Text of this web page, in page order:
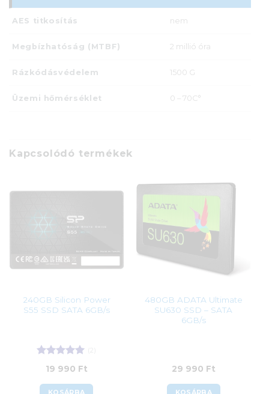
AES titkosítás nem
Megbízhatóság (MTBF) 2 millió óra
Rázkódásvédelem 1500 G
Üzemi hőmérséklet 0 – 70C°
Kapcsolódó termékek
240GB Silicon Power
S55 SSD SATA 6GB/s
Értékelés:5
/ 519 990 Ft
KOSÁRBA
480GB ADATA Ultimate
SU630 SSD – SATA
6GB/s
29 990 Ft
KOSÁRBA